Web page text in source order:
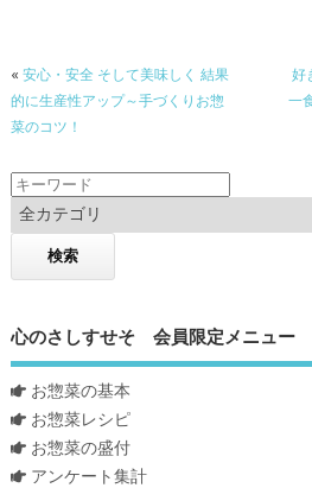
« 安心・安全 そして美味しく 結果
的に生産性アップ～手づくりお惣
菜のコツ！
好
一
心のさしすせそ 会員限定メニュー
お惣菜の基本
お惣菜レシピ
お惣菜の盛付
アンケート集計